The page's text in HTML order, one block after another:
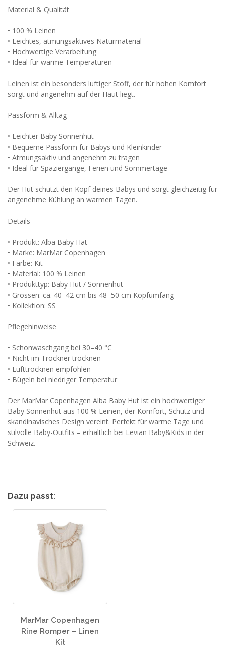
Material & Qualität
• 100 % Leinen
• Leichtes, atmungsaktives Naturmaterial
• Hochwertige Verarbeitung
• Ideal für warme Temperaturen
Leinen ist ein besonders luftiger Stoff, der für hohen Komfort
sorgt und angenehm auf der Haut liegt.
Passform & Alltag
• Leichter Baby Sonnenhut
• Bequeme Passform für Babys und Kleinkinder
• Atmungsaktiv und angenehm zu tragen
• Ideal für Spaziergänge, Ferien und Sommertage
Der Hut schützt den Kopf deines Babys und sorgt gleichzeitig für
angenehme Kühlung an warmen Tagen.
Details
• Produkt: Alba Baby Hat
• Marke: MarMar Copenhagen
• Farbe: Kit
• Material: 100 % Leinen
• Produkttyp: Baby Hut / Sonnenhut
• Grössen: ca. 40–42 cm bis 48–50 cm Kopfumfang
• Kollektion: SS
Pflegehinweise
• Schonwaschgang bei 30–40 °C
• Nicht im Trockner trocknen
• Lufttrocknen empfohlen
• Bügeln bei niedriger Temperatur
Der MarMar Copenhagen Alba Baby Hut ist ein hochwertiger
Baby Sonnenhut aus 100 % Leinen, der Komfort, Schutz und
skandinavisches Design vereint. Perfekt für warme Tage und
stilvolle Baby-Outfits – erhältlich bei Levian Baby&Kids in der
Schweiz.
Dazu passt:
MarMar Copenhagen
Rine Romper – Linen
Kit